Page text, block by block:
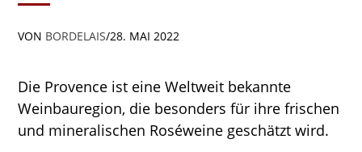
VON BORDELAIS/28. MAI 2022
Die Provence ist eine Weltweit bekannte
Weinbauregion, die besonders für ihre frischen
und mineralischen Roséweine geschätzt wird.